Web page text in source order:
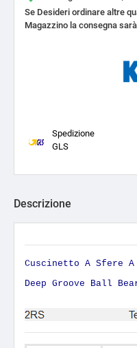
Se Desideri ordinare altre
Magazzino la consegna
Spedizione
GLS
Descrizione
Cuscinetto A Sfere A
Deep Groove Ball